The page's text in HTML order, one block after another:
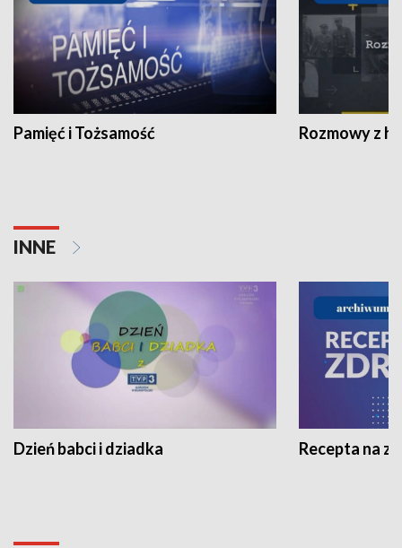
Pamięć i Tożsamość Rozmowy z
INNE
Dzień babci i dziadka Recepta na